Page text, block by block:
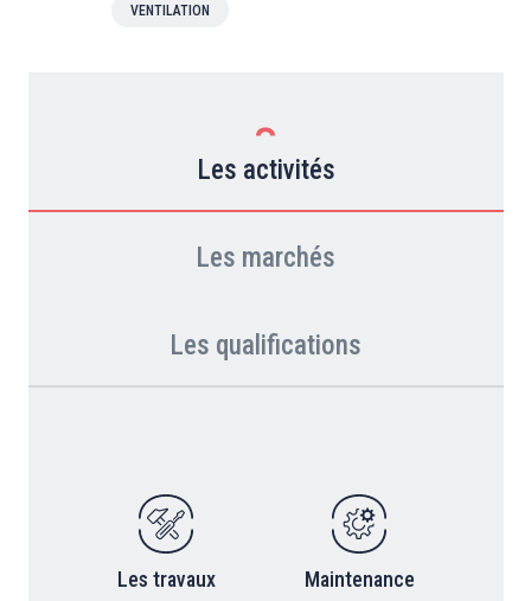
VENTILATION
Les activités
Les marchés
Les qualifications
Les travaux Maintenance